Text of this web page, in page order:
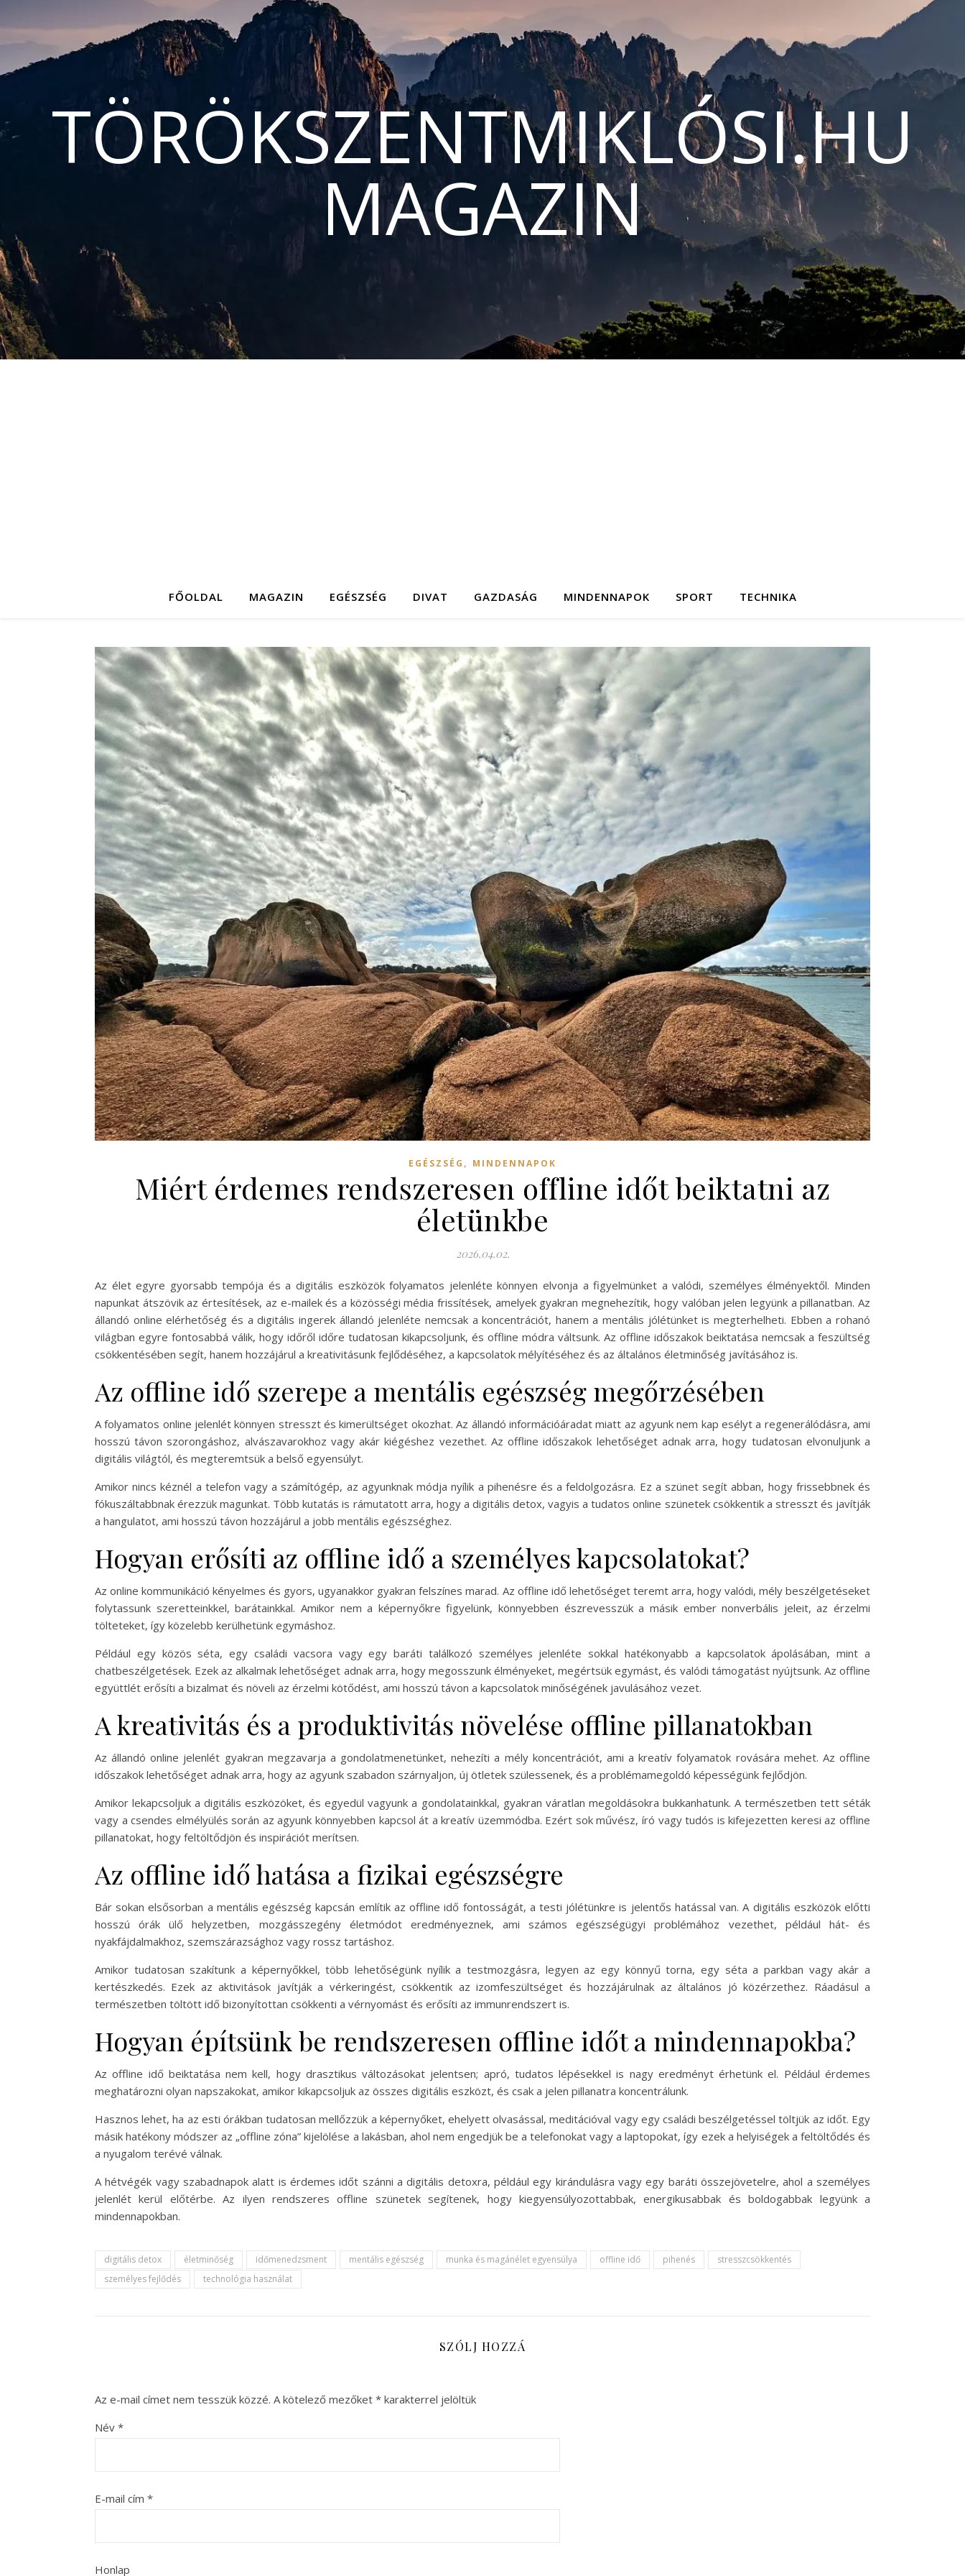
TÖRÖKSZENTMIKLÓSI.HU
MAGAZIN
FŐOLDAL MAGAZIN EGÉSZSÉG DIVAT GAZDASÁG MINDENNAPOK SPORT TECHNIKA
EGÉSZSÉG , MINDENNAPOK
Miért érdemes rendszeresen offline időt beiktatni az
életünkbe
2026.04.02.
Az élet egyre gyorsabb tempója és a digitális eszközök folyamatos jelenléte könnyen elvonja a figyelmünket a valódi, személyes élményektől. Minden
napunkat átszövik az értesítések, az e-mailek és a közösségi média frissítések, amelyek gyakran megnehezítik, hogy valóban jelen legyünk a pillanatban. Az
állandó online elérhetőség és a digitális ingerek állandó jelenléte nemcsak a koncentrációt, hanem a mentális jólétünket is megterhelheti. Ebben a rohanó
világban egyre fontosabbá válik, hogy időről időre tudatosan kikapcsoljunk, és offline módra váltsunk. Az offline időszakok beiktatása nemcsak a feszültség
csökkentésében segít, hanem hozzájárul a kreativitásunk fejlődéséhez, a kapcsolatok mélyítéséhez és az általános életminőség javításához is.
Az offline idő szerepe a mentális egészség megőrzésében
A folyamatos online jelenlét könnyen stresszt és kimerültséget okozhat. Az állandó információáradat miatt az agyunk nem kap esélyt a regenerálódásra, ami
hosszú távon szorongáshoz, alvászavarokhoz vagy akár kiégéshez vezethet. Az offline időszakok lehetőséget adnak arra, hogy tudatosan elvonuljunk a
digitális világtól, és megteremtsük a belső egyensúlyt.
Amikor nincs kéznél a telefon vagy a számítógép, az agyunknak módja nyílik a pihenésre és a feldolgozásra. Ez a szünet segít abban, hogy frissebbnek és
fókuszáltabbnak érezzük magunkat. Több kutatás is rámutatott arra, hogy a digitális detox, vagyis a tudatos online szünetek csökkentik a stresszt és javítják
a hangulatot, ami hosszú távon hozzájárul a jobb mentális egészséghez.
Hogyan erősíti az offline idő a személyes kapcsolatokat?
Az online kommunikáció kényelmes és gyors, ugyanakkor gyakran felszínes marad. Az offline idő lehetőséget teremt arra, hogy valódi, mély beszélgetéseket
folytassunk szeretteinkkel, barátainkkal. Amikor nem a képernyőkre figyelünk, könnyebben észrevesszük a másik ember nonverbális jeleit, az érzelmi
tölteteket, így közelebb kerülhetünk egymáshoz.
Például egy közös séta, egy családi vacsora vagy egy baráti találkozó személyes jelenléte sokkal hatékonyabb a kapcsolatok ápolásában, mint a
chatbeszélgetések. Ezek az alkalmak lehetőséget adnak arra, hogy megosszunk élményeket, megértsük egymást, és valódi támogatást nyújtsunk. Az offline
együttlét erősíti a bizalmat és növeli az érzelmi kötődést, ami hosszú távon a kapcsolatok minőségének javulásához vezet.
A kreativitás és a produktivitás növelése offline pillanatokban
Az állandó online jelenlét gyakran megzavarja a gondolatmenetünket, nehezíti a mély koncentrációt, ami a kreatív folyamatok rovására mehet. Az offline
időszakok lehetőséget adnak arra, hogy az agyunk szabadon szárnyaljon, új ötletek szülessenek, és a problémamegoldó képességünk fejlődjön.
Amikor lekapcsoljuk a digitális eszközöket, és egyedül vagyunk a gondolatainkkal, gyakran váratlan megoldásokra bukkanhatunk. A természetben tett séták
vagy a csendes elmélyülés során az agyunk könnyebben kapcsol át a kreatív üzemmódba. Ezért sok művész, író vagy tudós is kifejezetten keresi az offline
pillanatokat, hogy feltöltődjön és inspirációt merítsen.
Az offline idő hatása a fizikai egészségre
Bár sokan elsősorban a mentális egészség kapcsán említik az offline idő fontosságát, a testi jólétünkre is jelentős hatással van. A digitális eszközök előtti
hosszú órák ülő helyzetben, mozgásszegény életmódot eredményeznek, ami számos egészségügyi problémához vezethet, például hát- és
nyakfájdalmakhoz, szemszárazsághoz vagy rossz tartáshoz.
Amikor tudatosan szakítunk a képernyőkkel, több lehetőségünk nyílik a testmozgásra, legyen az egy könnyű torna, egy séta a parkban vagy akár a
kertészkedés. Ezek az aktivitások javítják a vérkeringést, csökkentik az izomfeszültséget és hozzájárulnak az általános jó közérzethez. Ráadásul a
természetben töltött idő bizonyítottan csökkenti a vérnyomást és erősíti az immunrendszert is.
Hogyan építsünk be rendszeresen offline időt a mindennapokba?
Az offline idő beiktatása nem kell, hogy drasztikus változásokat jelentsen; apró, tudatos lépésekkel is nagy eredményt érhetünk el. Például érdemes
meghatározni olyan napszakokat, amikor kikapcsoljuk az összes digitális eszközt, és csak a jelen pillanatra koncentrálunk.
Hasznos lehet, ha az esti órákban tudatosan mellőzzük a képernyőket, ehelyett olvasással, meditációval vagy egy családi beszélgetéssel töltjük az időt. Egy
másik hatékony módszer az „offline zóna” kijelölése a lakásban, ahol nem engedjük be a telefonokat vagy a laptopokat, így ezek a helyiségek a feltöltődés és
a nyugalom terévé válnak.
A hétvégék vagy szabadnapok alatt is érdemes időt szánni a digitális detoxra, például egy kirándulásra vagy egy baráti összejövetelre, ahol a személyes
jelenlét kerül előtérbe. Az ilyen rendszeres offline szünetek segítenek, hogy kiegyensúlyozottabbak, energikusabbak és boldogabbak legyünk a
mindennapokban.
digitális detox életminőség időmenedzsment mentális egészség munka és magánélet egyensúlya offline idő pihenés
stresszcsökkentés
személyes fejlődés
technológia használat
SZÓLJ HOZZÁ
Az e-mail címet nem tesszük közzé. A kötelező mezőket * karakterrel jelöltük
Név *
E-mail cím *
Honlap